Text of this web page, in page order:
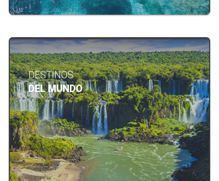
DESTINOS
DEL MUNDO